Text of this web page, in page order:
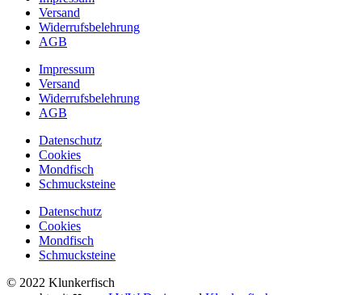
Versand
Widerrufsbelehrung
AGB
Impressum
Versand
Widerrufsbelehrung
AGB
Datenschutz
Cookies
Mondfisch
Schmucksteine
Datenschutz
Cookies
Mondfisch
Schmucksteine
© 2022 Klunkerfisch